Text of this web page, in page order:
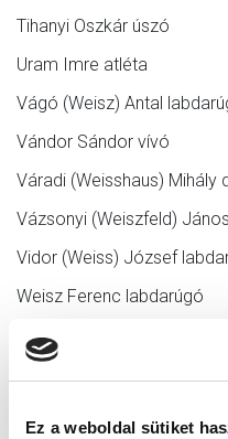
Ez a weboldal sütiket
Tihanyi Oszkár úszó
Uram Imre atléta
Vágó (Weisz) Antal
Vándor Sándor vívó
Váradi (Weisshaus) Mihály
Vázsonyi (Weiszfeld)
Vidor (Weiss) József
Weisz Ferenc labdarúgó
Weiszberger Andor dr.